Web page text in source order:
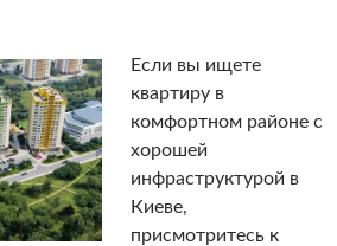
Если вы ищете
квартиру в
комфортном районе с
хорошей
инфраструктурой в
Киеве,
присмотритесь к